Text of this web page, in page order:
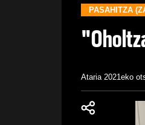
PASAHITZA
Ataria 2021eko